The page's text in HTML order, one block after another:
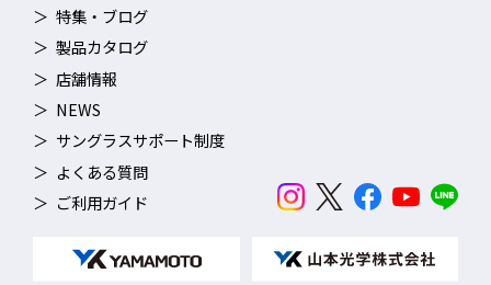
特集・ブログ
製品カタログ
店舗情報
NEWS
サングラスサポート制度
よくある質問
ご利用ガイド